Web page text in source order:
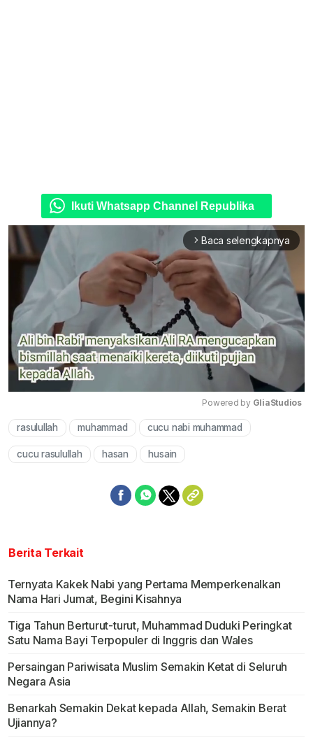
Ikuti Whatsapp Channel Republika
arrow_forward_ios Baca selengkapnya
Powered by GliaStudios
rasulullah muhammad cucu nabi muhammad
cucu rasulullah hasan husain
Berita Terkait
Ternyata Kakek Nabi yang Pertama Memperkenalkan
Nama Hari Jumat, Begini Kisahnya
Tiga Tahun Berturut-turut, Muhammad Duduki Peringkat
Satu Nama Bayi Terpopuler di Inggris dan Wales
Persaingan Pariwisata Muslim Semakin Ketat di Seluruh
Negara Asia
Benarkah Semakin Dekat kepada Allah, Semakin Berat
Ujiannya?